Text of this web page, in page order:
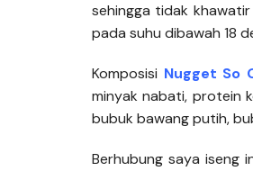
sehingga tidak
pada suhu dibawah 18
Komposisi Nugget So
minyak nabati, protein
bubuk bawang putih,
Berhubung saya iseng